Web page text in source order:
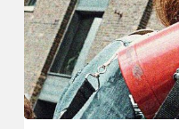
confirme
que
le
même
critère